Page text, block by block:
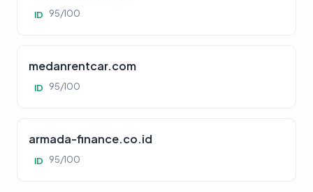
ID 95/100
medanrentcar.com
ID 95/100
armada-finance.co.id
ID 95/100